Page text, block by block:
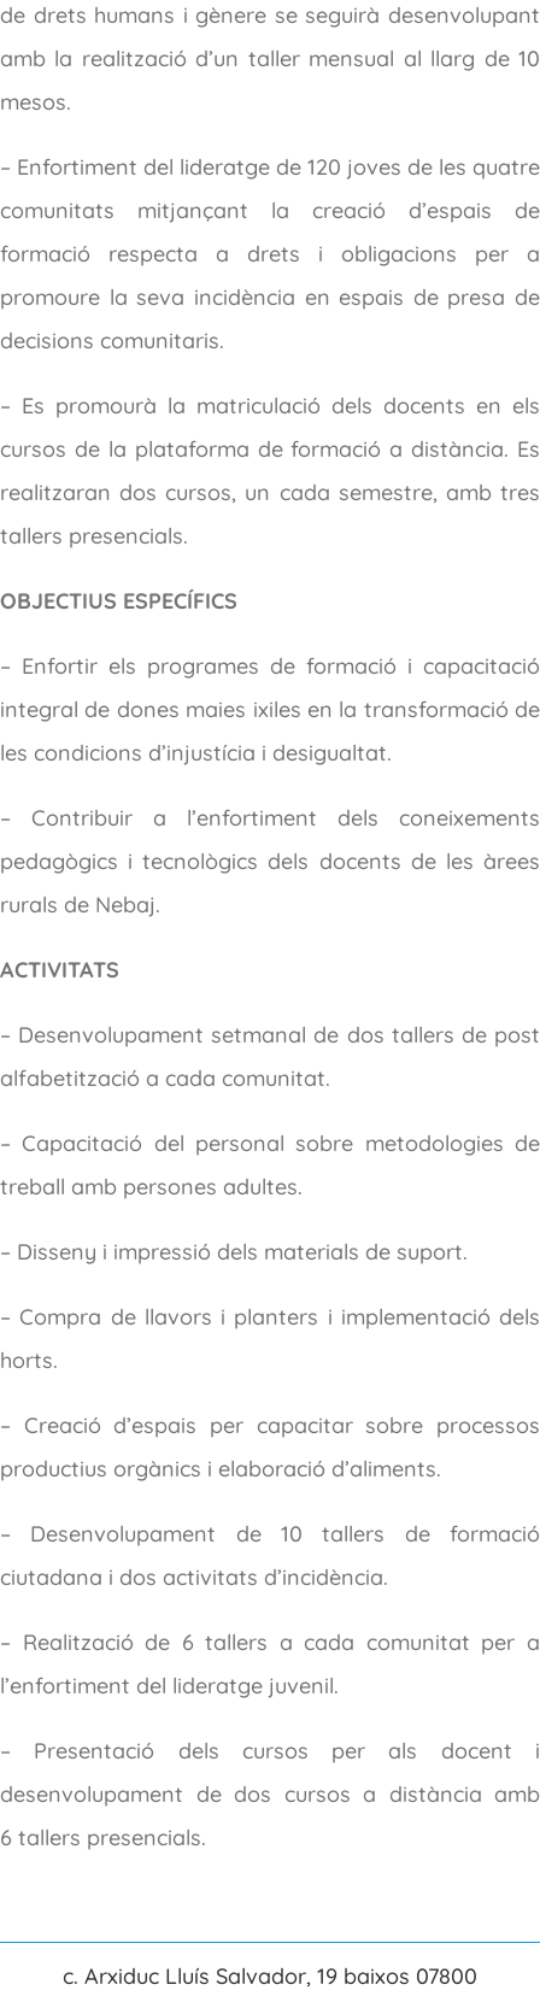
de drets humans i gènere se seguirà desenvolupant
amb la realització d’un taller mensual al llarg de 10
mesos.
– Enfortiment del lideratge de 120 joves de les quatre
comunitats mitjançant la creació d’espais de
formació respecta a drets i obligacions per a
promoure la seva incidència en espais de presa de
decisions comunitaris.
– Es promourà la matriculació dels docents en els
cursos de la plataforma de formació a distància. Es
realitzaran dos cursos, un cada semestre, amb tres
tallers presencials.
OBJECTIUS ESPECÍFICS
– Enfortir els programes de formació i capacitació
integral de dones maies ixiles en la transformació de
les condicions d’injustícia i desigualtat.
– Contribuir a l’enfortiment dels coneixements
pedagògics i tecnològics dels docents de les àrees
rurals de Nebaj.
ACTIVITATS
– Desenvolupament setmanal de dos tallers de post
alfabetització a cada comunitat.
– Capacitació del personal sobre metodologies de
treball amb persones adultes.
– Disseny i impressió dels materials de suport.
– Compra de llavors i planters i implementació dels
horts.
– Creació d’espais per capacitar sobre processos
productius orgànics i elaboració d’aliments.
– Desenvolupament de 10 tallers de formació
ciutadana i dos activitats d’incidència.
– Realització de 6 tallers a cada comunitat per a
l’enfortiment del lideratge juvenil.
– Presentació dels cursos per als docent i
desenvolupament de dos cursos a distància amb
6 tallers presencials.
c. Arxiduc Lluís Salvador, 19 baixos 07800